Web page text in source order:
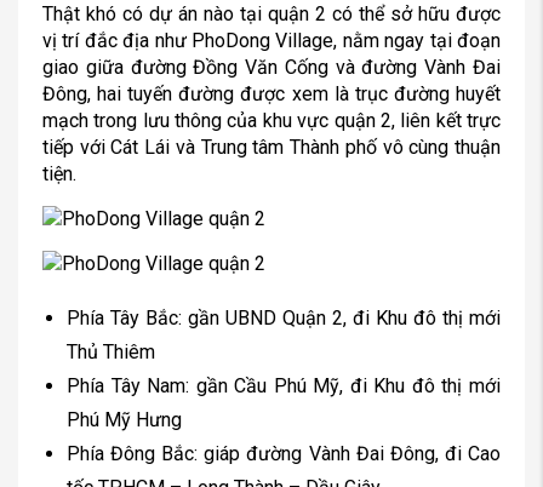
Thật khó có dự án nào tại quận 2 có thể sở hữu được
vị trí đắc địa như PhoDong Village, nằm ngay tại đoạn
giao giữa đường Đồng Văn Cống và đường Vành Đai
Đông, hai tuyến đường được xem là trục đường huyết
mạch trong lưu thông của khu vực quận 2, liên kết trực
tiếp với Cát Lái và Trung tâm Thành phố vô cùng thuận
tiện.
Phía Tây Bắc: gần UBND Quận 2, đi Khu đô thị mới
Thủ Thiêm
Phía Tây Nam: gần Cầu Phú Mỹ, đi Khu đô thị mới
Phú Mỹ Hưng
Phía Đông Bắc: giáp đường Vành Đai Đông, đi Cao